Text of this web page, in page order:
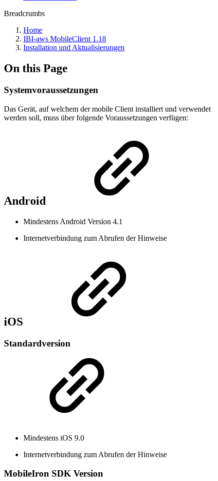
Breadcrumbs
Home
IBI-aws MobileClient 1.18
Installation und Aktualisierungen
On this Page
Systemvoraussetzungen
Das Gerät, auf welchem der mobile Client installiert und verwendet
werden soll, muss über folgende Voraussetzungen verfügen:
Android
Mindestens Android Version 4.1
Internetverbindung zum Abrufen der Hinweise
iOS
Standardversion
Mindestens iOS 9.0
Internetverbindung zum Abrufen der Hinweise
MobileIron SDK Version